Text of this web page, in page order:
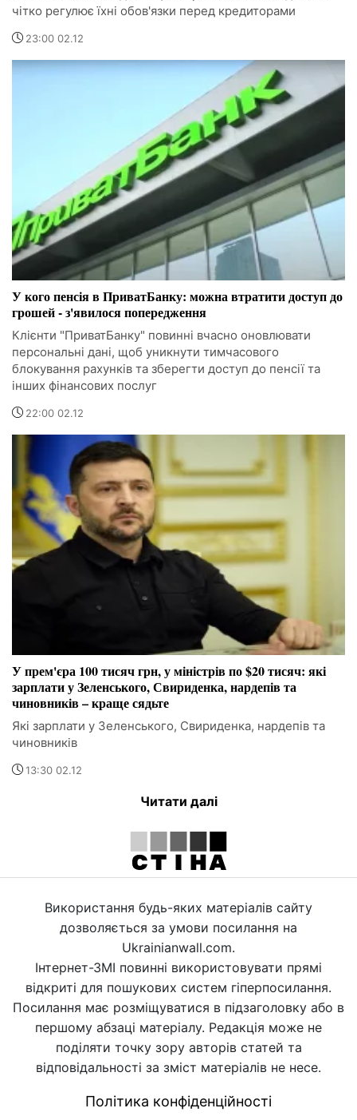
чітко регулює їхні обов'язки перед кредиторами
23:00 02.12
У кого пенсія в ПриватБанку: можна втратити доступ до
грошей - з'явилося попередження
Клієнти "ПриватБанку" повинні вчасно оновлювати
персональні дані, щоб уникнути тимчасового
блокування рахунків та зберегти доступ до пенсії та
інших фінансових послуг
22:00 02.12
У прем'єра 100 тисяч грн, у міністрів по $20 тисяч: які
зарплати у Зеленського, Свириденка, нардепів та
чиновників – краще сядьте
Які зарплати у Зеленського, Свириденка, нардепів та
чиновників
13:30 02.12
Читати далі
Використання будь-яких матеріалів сайту
дозволяється за умови посилання на
Ukrainianwall.com.
Інтернет-ЗМІ повинні використовувати прямі
відкриті для пошукових систем гіперпосилання.
Посилання має розміщуватися в підзаголовку або в
першому абзаці матеріалу. Редакція може не
поділяти точку зору авторів статей та
відповідальності за зміст матеріалів не несе.
Політика конфіденційності